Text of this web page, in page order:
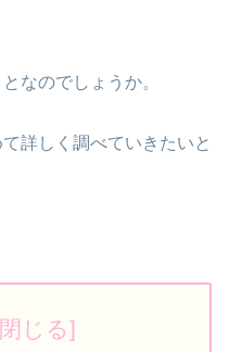
なのでしょうか。
詳しく調べていきたいと